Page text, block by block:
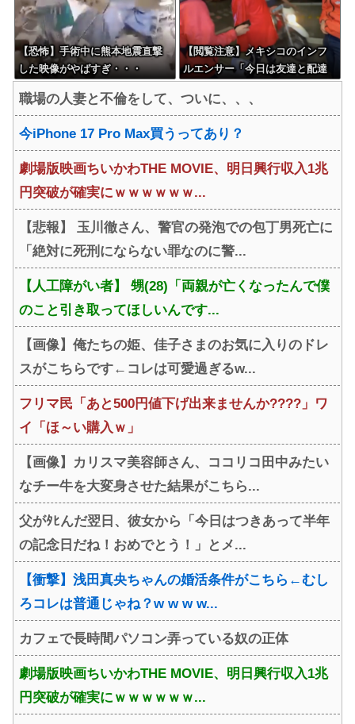
【恐怖】手術中に熊本地震直撃
した映像がやばすぎ・・・
【閲覧注意】メキシコのインフ
ルエンサー「今日は友達と配達
よ！！」←結果・・・
職場の人妻と不倫をして、ついに、、、
今iPhone 17 Pro Max買うってあり？
劇場版映画ちいかわTHE MOVIE、明日興行収入1兆
円突破が確実にｗｗｗｗｗｗ...
【悲報】 玉川徹さん、警官の発泡での包丁男死亡に
「絶対に死刑にならない罪なのに警...
【人工障がい者】 甥(28)「両親が亡くなったんで僕
のこと引き取ってほしいんです...
【画像】俺たちの姫、佳子さまのお気に入りのドレ
スがこちらです←コレは可愛過ぎるw...
フリマ民「あと500円値下げ出来ませんか????」ワ
イ「ほ～い購入ｗ」
【画像】カリスマ美容師さん、ココリコ田中みたい
なチー牛を大変身させた結果がこちら...
父がﾀﾋんだ翌日、彼女から「今日はつきあって半年
の記念日だね！おめでとう！」とメ...
【衝撃】浅田真央ちゃんの婚活条件がこちら←むし
ろコレは普通じゃね？w w w w...
カフェで長時間パソコン弄っている奴の正体
劇場版映画ちいかわTHE MOVIE、明日興行収入1兆
円突破が確実にｗｗｗｗｗｗ...